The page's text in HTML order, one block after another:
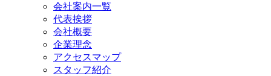
会社案内一覧
代表挨拶
会社概要
企業理念
アクセスマップ
スタッフ紹介